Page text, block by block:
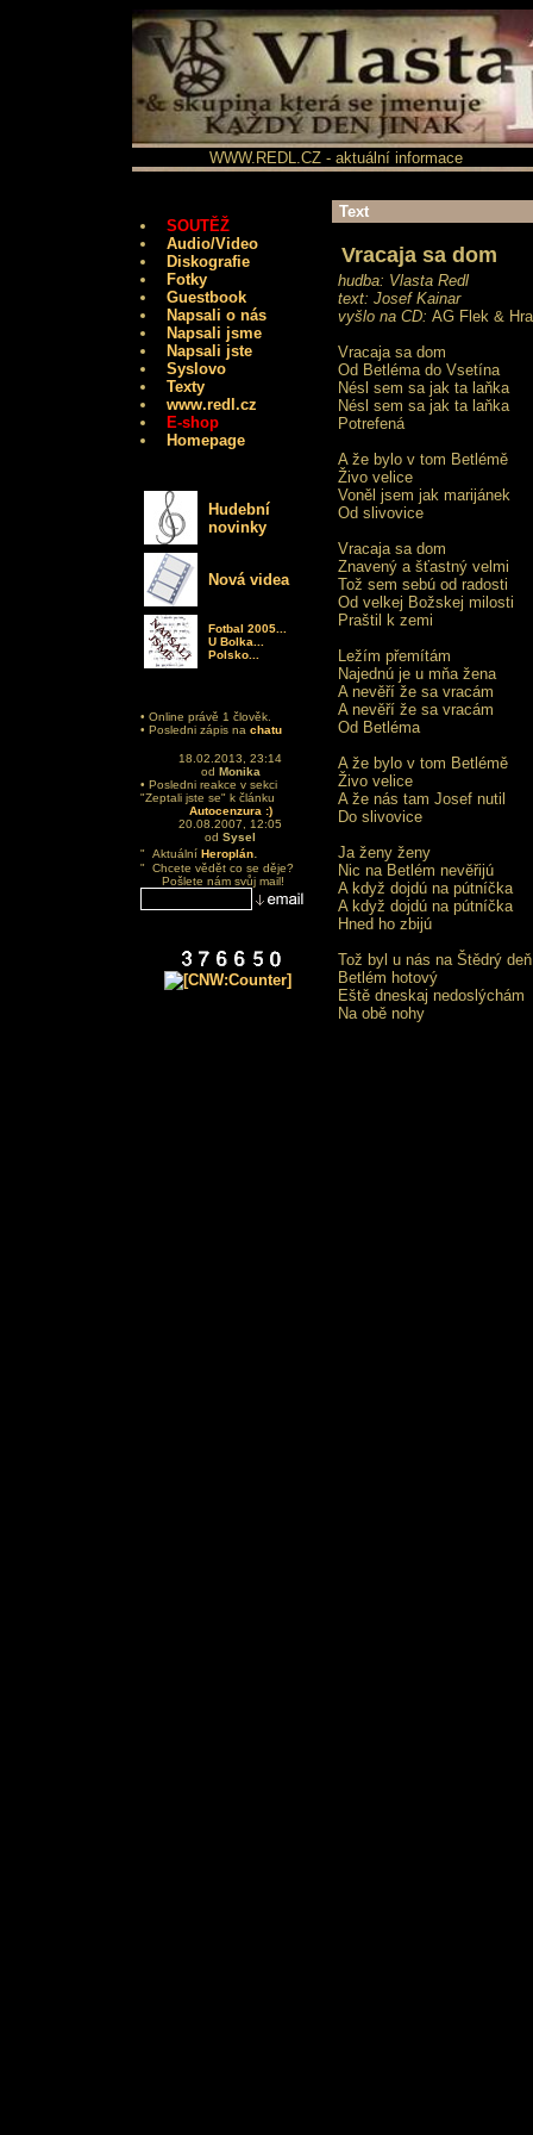
WWW.REDL.CZ - aktuální informace
SOUTĚŽ
Audio/Video
Diskografie
Fotky
Guestbook
Napsali o nás
Napsali jsme
Napsali jste
Syslovo
Texty
www.redl.cz
E-shop
Homepage
Hudební
novinky
Nová videa
Fotbal 2005...
U Bolka...
Polsko...
• Online právě 1 člověk.
• Posledni zápis na chatu
18.02.2013, 23:14
od Monika
• Posledni reakce v sekci
"Zeptali jste se" k článku
Autocenzura :)
20.08.2007, 12:05
od Sysel
" Aktuální Heroplán.
" Chcete vědět co se děje?
Pošlete nám svůj mail!
Text
Vracaja sa dom
hudba: Vlasta Redl
text: Josef Kainar
vyšlo na CD: AG Flek &
Vracaja sa dom
Od Betléma do Vsetína
Nésl sem sa jak ta laňka
Nésl sem sa jak ta laňka
Potrefená
A že bylo v tom Betlémě
Živo velice
Voněl jsem jak marijánek
Od slivovice
Vracaja sa dom
Znavený a šťastný velmi
Tož sem sebú od radosti
Od velkej Božskej milosti
Praštil k zemi
Ležím přemítám
Najednú je u mňa žena
A nevěří že sa vracám
A nevěří že sa vracám
Od Betléma
A že bylo v tom Betlémě
Živo velice
A že nás tam Josef nutil
Do slivovice
Ja ženy ženy
Nic na Betlém nevěřijú
A když dojdú na pútníčka
A když dojdú na pútníčka
Hned ho zbijú
Tož byl u nás na Štědrý deň
Betlém hotový
Eště dneskaj nedoslýchám
Na obě nohy